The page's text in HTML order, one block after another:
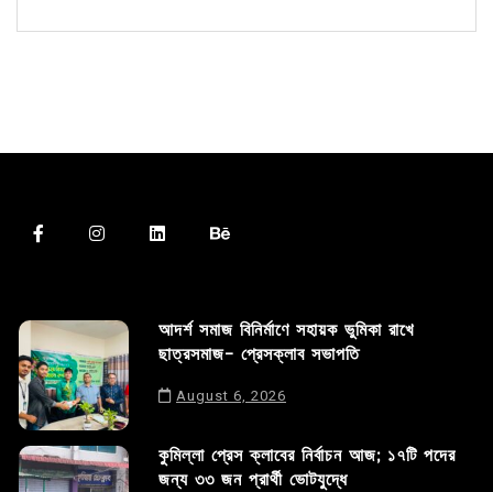
আদর্শ সমাজ বিনির্মাণে সহায়ক ভুমিকা রাখে
ছাত্রসমাজ- প্রেসক্লাব সভাপতি
August 6, 2026
কুমিল্লা প্রেস ক্লাবের নির্বাচন আজ; ১৭টি পদের
জন্য ৩৩ জন প্রার্থী ভোটযুদ্ধে